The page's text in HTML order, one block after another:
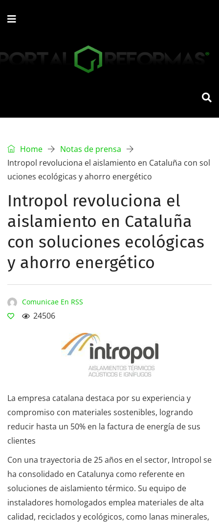
Home
Notas de prensa
Intropol revoluciona el aislamiento en Cataluña con sol
uciones ecológicas y ahorro energético
Intropol revoluciona el
aislamiento en Cataluña
con soluciones ecológicas
y ahorro energético
Comunicae En RSS
24506
La empresa catalana destaca por su experiencia y
compromiso con materiales sostenibles, logrando
reducir hasta un 50% en la factura de energía de sus
clientes
Con una trayectoria de 25 años en el sector, Intropol se
ha consolidado en Catalunya como referente en
soluciones de aislamiento térmico. Su equipo de
instaladores homologados emplea materiales de alta
calidad, reciclados y ecológicos, como lanas minerales,